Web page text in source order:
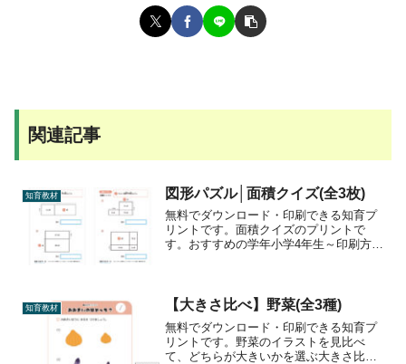
関連記事
知育教材 図形パズル│面積クイズ(全3枚)
無料でダウンロード・印刷できる知育プ
リントです。面積クイズのプリントで
す。おすすめの学年小学4年生～印刷方法
形パズル「カギと...
知育教材 【大きさ比べ】野菜(全3種)
無料でダウンロード・印刷できる知育プ
リントです。野菜のイラストを見比べ
て、どちらが大きいかを選ぶ大きさ比べ